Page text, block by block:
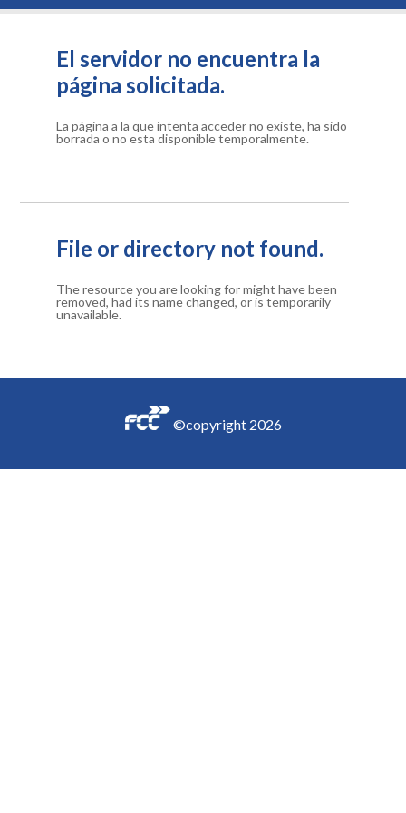
El servidor no encuentra la
página solicitada.
La página a la que intenta acceder no existe, ha sido
borrada o no esta disponible temporalmente.
File or directory not found.
The resource you are looking for might have been
removed, had its name changed, or is temporarily
unavailable.
©copyright 2026